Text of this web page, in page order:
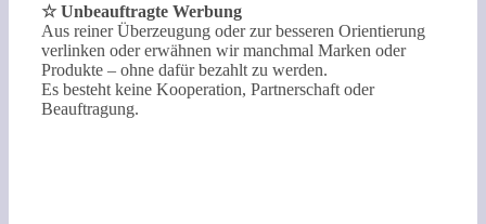
☆ Unbeauftragte Werbung
Aus reiner Überzeugung oder zur besseren Orientierung
verlinken oder erwähnen wir manchmal Marken oder
Produkte – ohne dafür bezahlt zu werden.
Es besteht keine Kooperation, Partnerschaft oder
Beauftragung.